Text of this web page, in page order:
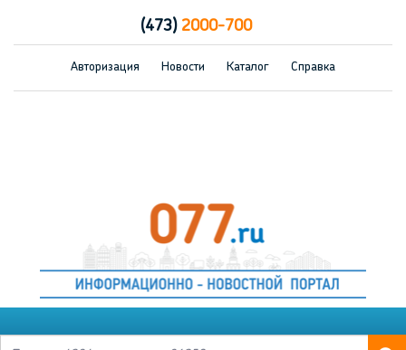
(473)2000-700
Авторизация Новости Каталог Справка